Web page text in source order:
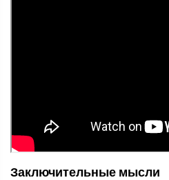
Заключительные мысли